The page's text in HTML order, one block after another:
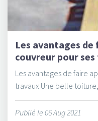
Les avantages
couvreur pour
Les avantages de faire
travaux Une belle
Publié le 06 Aug 2021